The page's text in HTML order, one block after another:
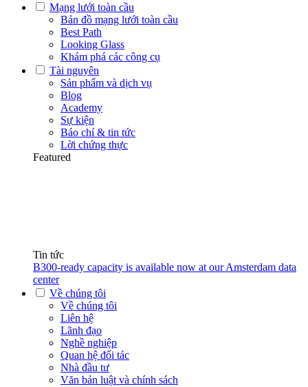
Mạng lưới toàn cầu
Bản đồ mạng lưới toàn cầu
Best Path
Looking Glass
Khám phá các công cụ
Tài nguyên
Sản phẩm và dịch vụ
Blog
Academy
Sự kiện
Báo chí & tin tức
Lời chứng thực
Featured
Tin tức
B300-ready capacity is available now at our Amsterdam data
center
Về chúng tôi
Về chúng tôi
Liên hệ
Lãnh đạo
Nghề nghiệp
Quan hệ đối tác
Nhà đầu tư
Văn bản luật và chính sách